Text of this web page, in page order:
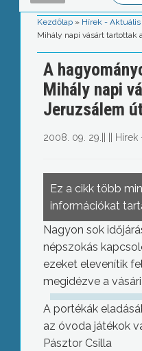
Kezdőlap » Hírek - Aktuális
Mihály napi vásárt tartottak
A
Mihály napi
Jeruzsálem
2008. 09. 29. Hírek
Ez a cikk több
információkat
Nagyon sok
népszokás
ezeket elevenítik
megidézve a
A portékák
az óvoda játékok
Pásztor Csilla